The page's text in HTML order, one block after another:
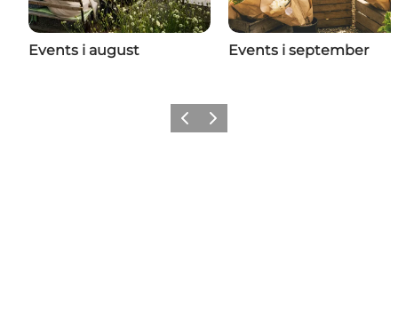
Events i august Events i september
ForrigeNæste